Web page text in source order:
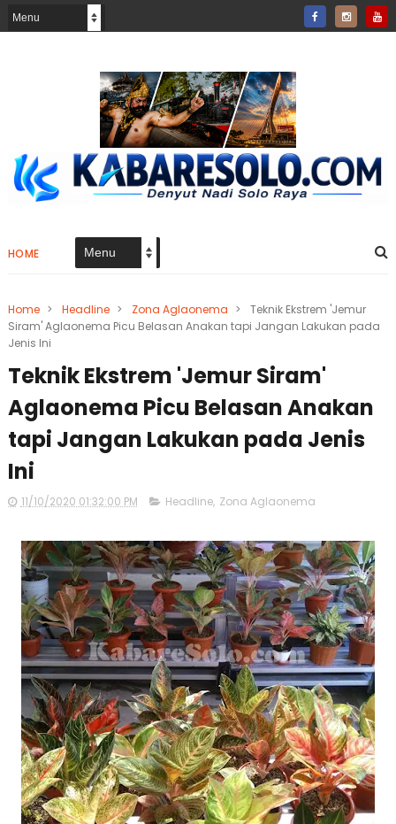
HOME
Home > Headline > Zona Aglaonema >
Teknik Ekstrem 'Jemur
Siram' Aglaonema Picu Belasan Anakan tapi Jangan Lakukan pada
Jenis Ini
Teknik Ekstrem 'Jemur Siram'
Aglaonema Picu Belasan Anakan
tapi Jangan Lakukan pada Jenis
Ini
11/10/2020 01:32:00 PM Headline, Zona Aglaonema